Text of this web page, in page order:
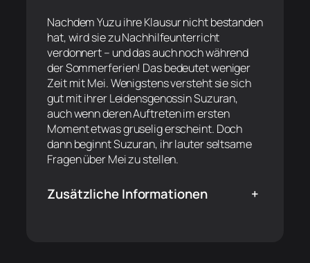
Nachdem Yuzu ihre Klausur nicht bestanden
hat, wird sie zu Nachhilfeunterricht
verdonnert – und das auch noch während
der Sommerferien! Das bedeutet weniger
Zeit mit Mei. Wenigstens versteht sie sich
gut mit ihrer Leidensgenossin Suzuran,
auch wenn deren Auftreten im ersten
Moment etwas gruselig erscheint. Doch
dann beginnt Suzuran, ihr lauter seltsame
Fragen über Mei zu stellen.
Zusätzliche Informationen +